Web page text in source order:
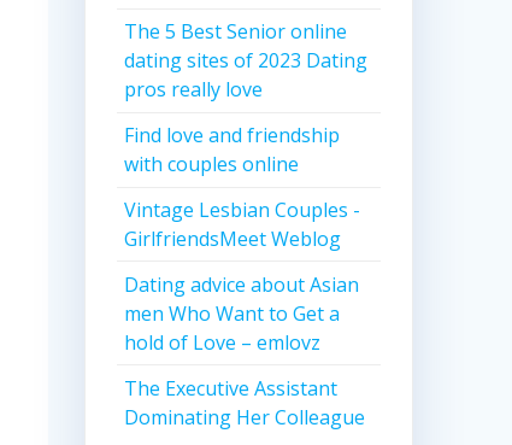
The 5 Best Senior online
dating sites of 2023 Dating
pros really love
Find love and friendship
with couples online
Vintage Lesbian Couples -
GirlfriendsMeet Weblog
Dating advice about Asian
men Who Want to Get a
hold of Love – emlovz
The Executive Assistant
Dominating Her Colleague